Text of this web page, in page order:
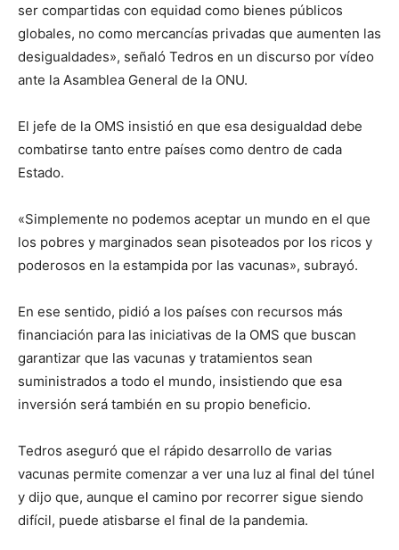
ser compartidas con equidad como bienes públicos
globales, no como mercancías privadas que aumenten las
desigualdades», señaló Tedros en un discurso por vídeo
ante la Asamblea General de la ONU.
El jefe de la OMS insistió en que esa desigualdad debe
combatirse tanto entre países como dentro de cada
Estado.
«Simplemente no podemos aceptar un mundo en el que
los pobres y marginados sean pisoteados por los ricos y
poderosos en la estampida por las vacunas», subrayó.
En ese sentido, pidió a los países con recursos más
financiación para las iniciativas de la OMS que buscan
garantizar que las vacunas y tratamientos sean
suministrados a todo el mundo, insistiendo que esa
inversión será también en su propio beneficio.
Tedros aseguró que el rápido desarrollo de varias
vacunas permite comenzar a ver una luz al final del túnel
y dijo que, aunque el camino por recorrer sigue siendo
difícil, puede atisbarse el final de la pandemia.